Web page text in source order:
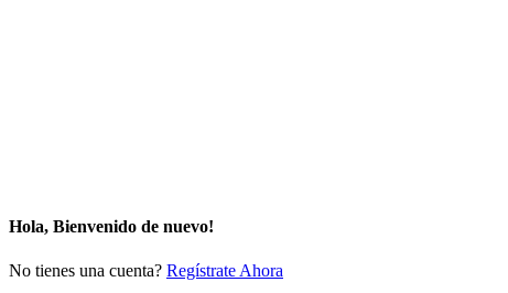
Hola, Bienvenido de nuevo!
No tienes una cuenta? Regístrate Ahora